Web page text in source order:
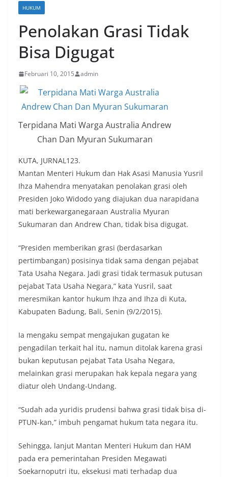
HUKUM
Penolakan Grasi Tidak
Bisa Digugat
Februari 10, 2015 admin
Terpidana Mati Warga Australia Andrew
Chan Dan Myuran Sukumaran
KUTA, JURNAL123.
Mantan Menteri Hukum dan Hak Asasi Manusia Yusril
Ihza Mahendra menyatakan penolakan grasi oleh
Presiden Joko Widodo yang diajukan dua narapidana
mati berkewarganegaraan Australia Myuran
Sukumaran dan Andrew Chan, tidak bisa digugat.
“Presiden memberikan grasi (berdasarkan
pertimbangan) posisinya tidak sama dengan pejabat
Tata Usaha Negara. Jadi grasi tidak termasuk putusan
pejabat Tata Usaha Negara,” kata Yusril, saat
meresmikan kantor hukum Ihza and Ihza di Kuta,
Kabupaten Badung, Bali, Senin (9/2/2015).
Ia mengaku sempat mengajukan gugatan ke
pengadilan terkait hal itu, namun ditolak karena grasi
bukan keputusan pejabat Tata Usaha Negara,
melainkan grasi merupakan hak kepala negara yang
diatur oleh Undang-Undang.
“Sudah ada yuridis prudensi bahwa grasi tidak bisa di-
PTUN-kan,” imbuh pengamat hukum tata negara itu.
Sehingga, lanjut Mantan Menteri Hukum dan HAM
pada era pemerintahan Presiden Megawati
Soekarnoputri itu, eksekusi mati terhadap dua